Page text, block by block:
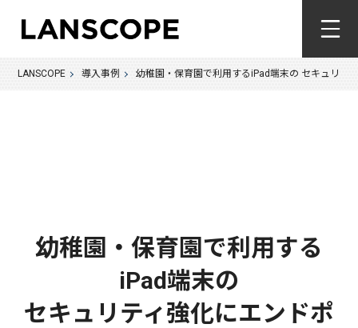
幼稚園・保育園で利用する
iPad端末の
セキュリティ強化にエンドポ
LANSCOPE 導入事例 幼稚園・保育園で利用するiPad端末の セキュリテ